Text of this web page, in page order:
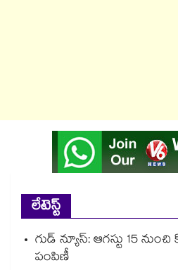
లేటెస్ట్
గుడ్ న్యూస్: ఆగస్టు 15
పంపిణీ